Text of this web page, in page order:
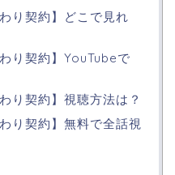
り契約】どこで見れ
り契約】YouTubeで
り契約】視聴方法は？
り契約】無料で全話視